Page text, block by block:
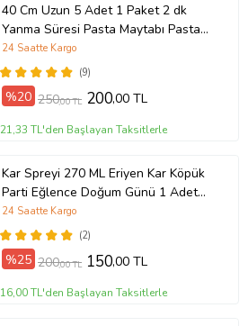
40 Cm Uzun 5 Adet 1 Paket 2 dk
Yanma Süresi Pasta Maytabı Pasta
Volkanı Gelin Yolu İç Mekan
Dumansız Tel Maytap Kıvılcım1
Saçar
(9)
24 Saatte Kargo
%20 250,00 TL 200,00 TL
21,33 TL'den Başlayan Taksitlerle
Kar Spreyi 270 ML Eriyen Kar Köpük
Parti Eğlence Doğum Günü 1 Adet
(Beyaz)
(2)
24 Saatte Kargo
%25 200,00 TL 150,00 TL
16,00 TL'den Başlayan Taksitlerle